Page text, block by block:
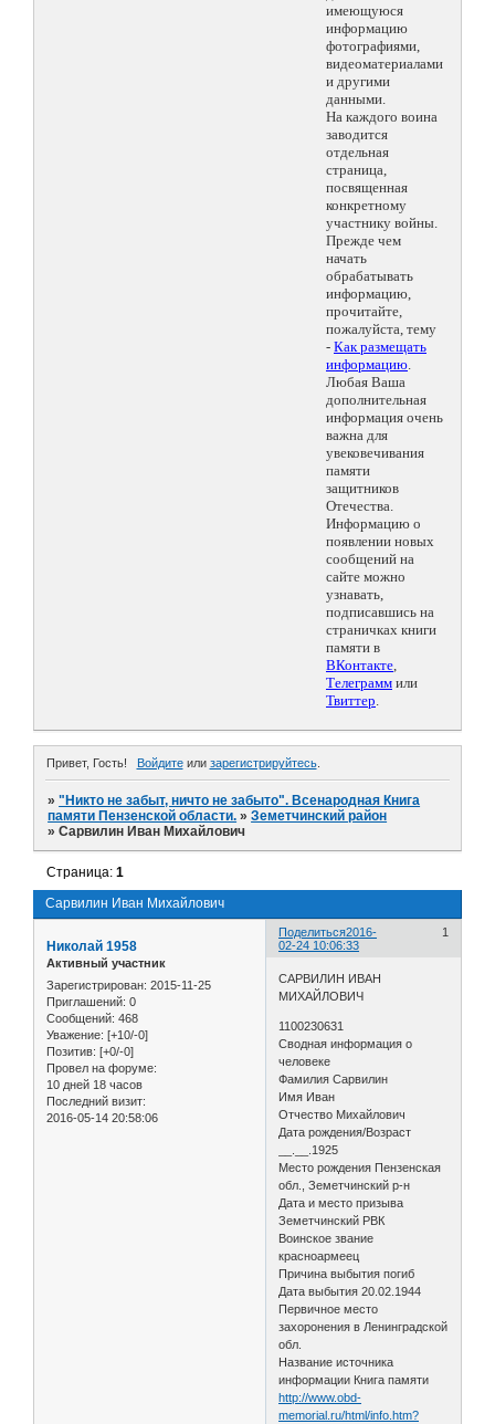
имеющуюся
информацию
фотографиями,
видеоматериалами
и другими
данными.
На каждого воина
заводится
отдельная
страница,
посвященная
конкретному
участнику войны.
Прежде чем
начать
обрабатывать
информацию,
прочитайте,
пожалуйста, тему
- Как размещать
информацию.
Любая Ваша
дополнительная
информация очень
важна для
увековечивания
памяти
защитников
Отечества.
Информацию о
появлении новых
сообщений на
сайте можно
узнавать,
подписавшись на
страничках книги
памяти в
ВКонтакте,
Телеграмм или
Твиттер.
Привет, Гость! Войдитеили зарегистрируйтесь.
»"Никто не забыт, ничто не забыто". Всенародная Книга
памяти Пензенской области. »Земетчинский район
»Сарвилин Иван Михайлович
Сарвилин Иван Михайлович
Страница:1
Поделиться 1
2016-
02-24 10:06:33
Николай 1958
Активный участник
Зарегистрирован: 2015-11-25
Приглашений: 0
Сообщений: 468
Уважение: [+10/-0]
Позитив: [+0/-0]
Провел на форуме:
10 дней 18 часов
Последний визит:
2016-05-14 20:58:06
САРВИЛИН ИВАН
МИХАЙЛОВИЧ
1100230631
Сводная информация о
человеке
Фамилия Сарвилин
Имя Иван
Отчество Михайлович
Дата рождения/Возраст
__.__.1925
Место рождения Пензенская
обл., Земетчинский р-н
Дата и место призыва
Земетчинский РВК
Воинское звание
красноармеец
Причина выбытия погиб
Дата выбытия 20.02.1944
Первичное место
захоронения в Ленинградской
обл.
Название источника
информации Книга памяти
http://www.obd-
memorial.ru/html/info.htm?